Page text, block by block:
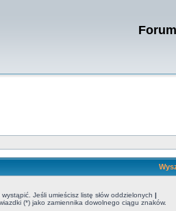
Jeśli umieścisz listę słów oddzielonych |
(*) jako zamiennika dowolnego ciągu znaków.